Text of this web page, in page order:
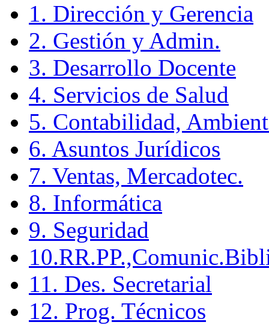
1. Dirección y Gerencia
2. Gestión y Admin.
3. Desarrollo Docente
4. Servicios de Salud
5. Contabilidad,
6. Asuntos Jurídicos
7. Ventas, Mercadotec.
8. Informática
9. Seguridad
11. Des. Secretarial
12. Prog. Técnicos